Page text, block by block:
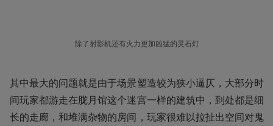
除了射影机还有火力更加凶猛的灵石灯
其中最大的问题就是由于场景塑造较为狭小逼仄，大部分时
间玩家都游走在胧月馆这个迷宫一样的建筑中，到处都是细
长的走廊，和堆满杂物的房间，玩家很难以拉扯出空间对鬼